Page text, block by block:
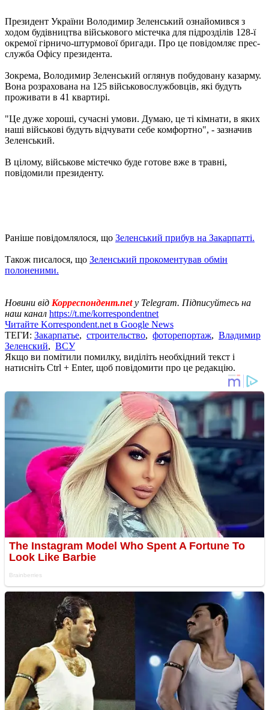
Президент України Володимир Зеленський ознайомився з
ходом будівництва військового містечка для підрозділів 128-ї
окремої гірничо-штурмової бригади. Про це повідомляє прес-
служба Офісу президента.
Зокрема, Володимир Зеленський оглянув побудовану казарму.
Вона розрахована на 125 військовослужбовців, які будуть
проживати в 41 квартирі.
"Це дуже хороші, сучасні умови. Думаю, це ті кімнати, в яких
наші військові будуть відчувати себе комфортно", - зазначив
Зеленський.
В цілому, військове містечко буде готове вже в травні,
повідомили президенту.
Раніше повідомлялося, що Зеленський прибув на Закарпатті.
Також писалося, що Зеленський прокоментував обмін
полоненими.
Новини від Корреспондент.net у Telegram. Підписуйтесь на
наш канал https://t.me/korrespondentnet
Читайте Korrespondent.net в Google News
ТЕГИ: Закарпатье, строительство, фоторепортаж, Владимир
Зеленский, ВСУ
Якщо ви помітили помилку, виділіть необхідний текст і
натисніть Ctrl + Enter, щоб повідомити про це редакцію.